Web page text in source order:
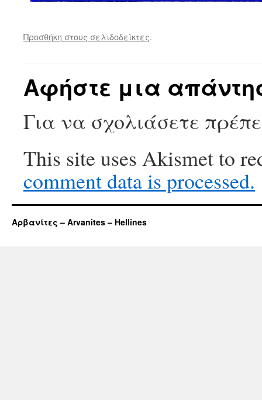
Προσθήκη στους σελιδοδείκτες.
Αφήστε μια
Για να σχολιάσετε
This site uses Akismet to
comment data is processed.
Αρβανίτες – Arvanites – Hellines